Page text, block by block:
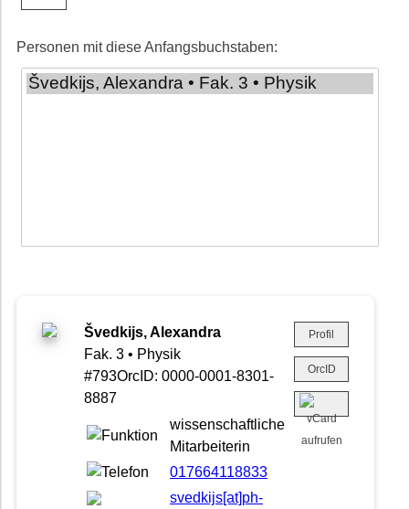
Personen mit diese Anfangsbuchstaben:
Švedkijs, Alexandra
Fak. 3 • Physik
#793OrcID: 0000-0001-8301-
8887
wissenschaftliche
Mitarbeiterin
017664118833
svedkijs[at]ph-
Profil
OrcID